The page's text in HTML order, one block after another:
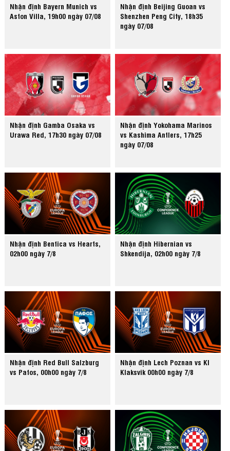
Nhận định Bayern Munich vs
Aston Villa, 19h00 ngày 07/08
Nhận định Beijing Guoan vs
Shenzhen Peng City, 18h35
ngày 07/08
Nhận định Gamba Osaka vs
Urawa Red, 17h30 ngày 07/08
Nhận định Yokohama Marinos
vs Kashima Antlers, 17h25
ngày 07/08
Nhận định Benfica vs Hearts,
02h00 ngày 7/8
Nhận định Hibernian vs
Shkendija, 02h00 ngày 7/8
Nhận định Red Bull Salzburg
vs Pafos, 00h00 ngày 7/8
Nhận định Lech Poznan vs KI
Klaksvik 00h00 ngày 7/8